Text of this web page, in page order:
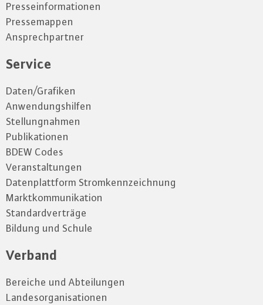
Presseinformationen
Pressemappen
Ansprechpartner
Service
Daten/Grafiken
Anwendungshilfen
Stellungnahmen
Publikationen
BDEW Codes
Veranstaltungen
Datenplattform Stromkennzeichnung
Marktkommunikation
Standardverträge
Bildung und Schule
Verband
Bereiche und Abteilungen
Landesorganisationen